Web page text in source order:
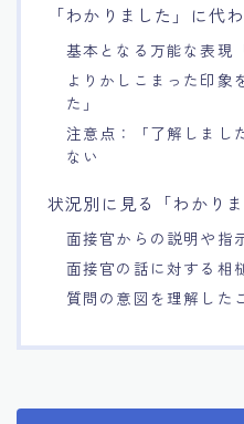
「わかりました」に代
基本となる万能な表現
よりかしこまった印象
た」
注意点：「了解しまし
ない
状況別に見る「わかり
面接官からの説明や指
面接官の話に対する相
質問の意図を理解した